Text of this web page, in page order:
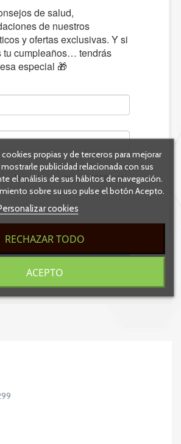
propias y de terceros para mejorar
publicidad relacionada con sus
el análisis de sus hábitos de navegación.
sobre su uso pulse el botón Acepto.
cookies
RECHAZAR TODO
ACEPTO